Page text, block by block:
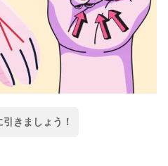
きましょう！